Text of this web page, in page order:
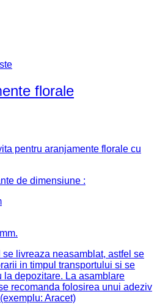
florale
pentru aranjamente florale cu
de dimensiune :
livreaza neasamblat, astfel se
in timpul transportului si se
la depozitare. La asamblare
recomanda folosirea unui adeziv
Aracet)